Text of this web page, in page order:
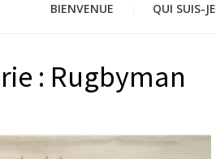
BIENVENUE QUI SUIS-JE
: Rugbyman